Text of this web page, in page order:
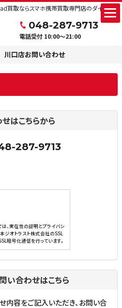
買取ならスマホ携帯買取専門店のダイワン！
048-287-9713
電話受付 10:00～21:00
川口店お問い合わせ
はこちらから
287-9713
は、実在性の証明とプライバシ
ジオトラスト株式会社のSSL
暗号化通信を行っています。
い合わせはこちら
内容をご記入いただき、お問い合